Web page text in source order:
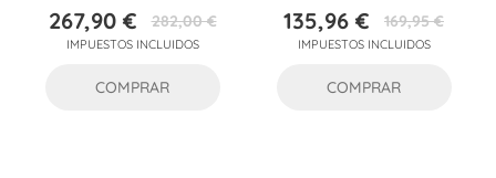
Precio
267,90 €Precio
base
282,00 €
IMPUESTOS INCLUIDOS
COMPRAR
Precio
135,96 €Precio
base
169,95 €
IMPUESTOS INCLUIDOS
COMPRAR